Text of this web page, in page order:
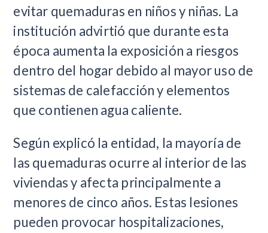
evitar quemaduras en niños y niñas. La
institución advirtió que durante esta
época aumenta la exposición a riesgos
dentro del hogar debido al mayor uso de
sistemas de calefacción y elementos
que contienen agua caliente.
Según explicó la entidad, la mayoría de
las quemaduras ocurre al interior de las
viviendas y afecta principalmente a
menores de cinco años. Estas lesiones
pueden provocar hospitalizaciones,